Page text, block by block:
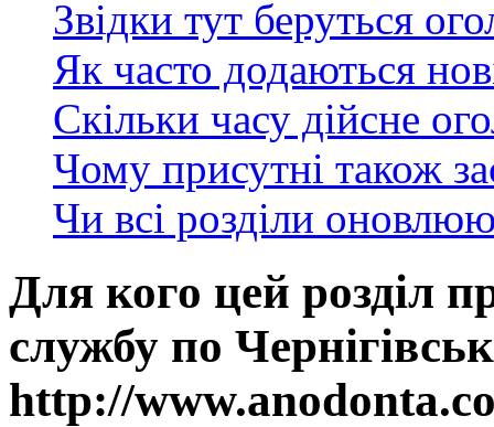
Звідки тут беруться
Як часто додаються
Скільки часу дійсне
Чому присутні також
Чи всі розділи
Для кого цей розділ
службу по
http://